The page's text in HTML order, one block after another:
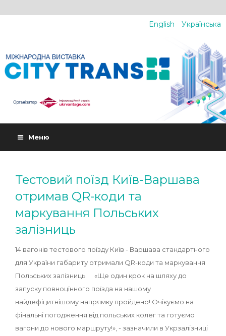
English Українська
Меню
Тестовий поїзд Київ-Варшава
отримав QR-коди та
маркування Польських
залізниць
14 вагонів тестового поїзду Київ - Варшава стандартного
для України габариту отримали QR-коди та маркування
Польських залізниць. «Ще один крок на шляху до
запуску повноцінного поїзда на нашому
найдефіцитнішому напрямку пройдено! Очікуємо на
фінальні погодження від польських колег та готуємо
вагони до нового маршруту!», - зазначили в Укрзалізниці